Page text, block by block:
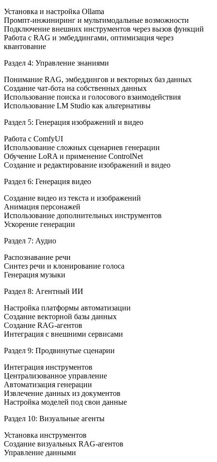
Установка и настройка Ollama
Промпт-инжиниринг и мультимодальные возможности
Подключение внешних инструментов через вызов функций
Работа с RAG и эмбеддингами, оптимизация через
квантование
Раздел 4: Управление знаниями
Понимание RAG, эмбеддингов и векторных баз данных
Создание чат-бота на собственных данных
Использование поиска и голосового взаимодействия
Использование LM Studio как альтернативы
Раздел 5: Генерация изображений и видео
Работа с ComfyUI
Использование сложных сценариев генерации
Обучение LoRA и применение ControlNet
Создание и редактирование изображений и видео
Раздел 6: Генерация видео
Создание видео из текста и изображений
Анимация персонажей
Использование дополнительных инструментов
Ускорение генерации
Раздел 7: Аудио
Распознавание речи
Синтез речи и клонирование голоса
Генерация музыки
Раздел 8: Агентный ИИ
Настройка платформы автоматизации
Создание векторной базы данных
Создание RAG-агентов
Интеграция с внешними сервисами
Раздел 9: Продвинутые сценарии
Интеграция инструментов
Централизованное управление
Автоматизация генерации
Извлечение данных из документов
Настройка моделей под свои данные
Раздел 10: Визуальные агенты
Установка инструментов
Создание визуальных RAG-агентов
Управление данными